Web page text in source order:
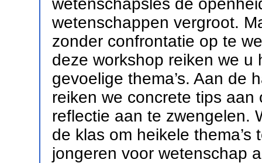
wetenschapsles de
wetenschappen vergroot.
zonder confrontatie op te
deze workshop reiken we
gevoelige thema’s. Aan de
reiken we concrete tips
reflectie aan te zwengelen.
de klas om heikele
jongeren voor wetenschap